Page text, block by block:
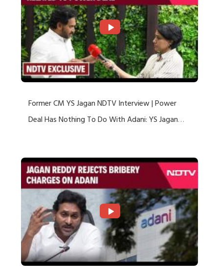
Former CM YS Jagan NDTV Interview | Power
Deal Has Nothing To Do With Adani: YS Jagan